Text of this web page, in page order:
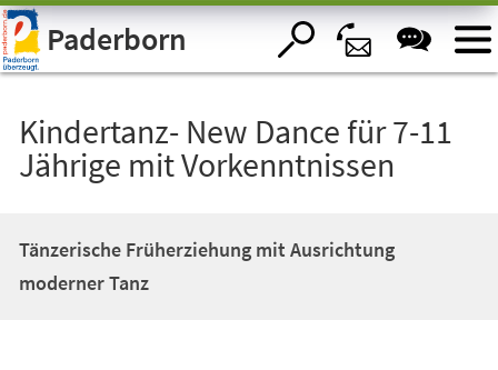
Visuelle
Assistenzsoftware
öffnen.Paderborn
Kindertanz- New Dance für 7-11
Jährige mit Vorkenntnissen
Tänzerische Früherziehung mit Ausrichtung
moderner Tanz